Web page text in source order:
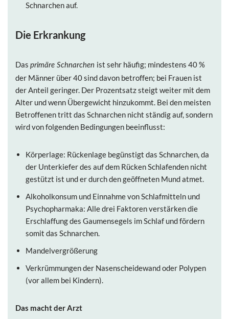
Schnarchen auf.
Die Erkrankung
Das primäre Schnarchen ist sehr häufig; mindestens 40 %
der Männer über 40 sind davon betroffen; bei Frauen ist
der Anteil geringer. Der Prozentsatz steigt weiter mit dem
Alter und wenn Übergewicht hinzukommt. Bei den meisten
Betroffenen tritt das Schnarchen nicht ständig auf, sondern
wird von folgenden Bedingungen beeinflusst:
Körperlage: Rückenlage begünstigt das Schnarchen, da
der Unterkiefer des auf dem Rücken Schlafenden nicht
gestützt ist und er durch den geöffneten Mund atmet.
Alkoholkonsum und Einnahme von Schlafmitteln und
Psychopharmaka: Alle drei Faktoren verstärken die
Erschlaffung des Gaumensegels im Schlaf und fördern
somit das Schnarchen.
Mandelvergrößerung
Verkrümmungen der Nasenscheidewand oder Polypen
(vor allem bei Kindern).
Das macht der Arzt